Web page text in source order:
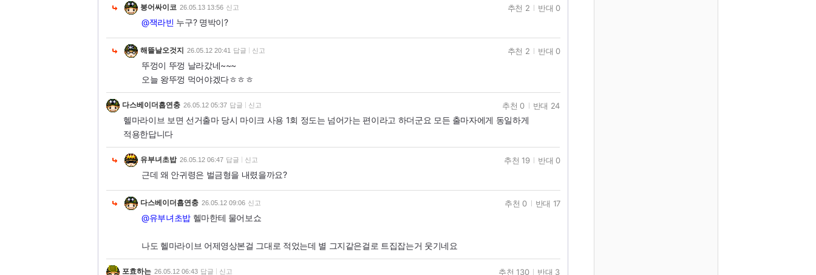
붕어싸이코 26.05.13 13:56 신고
@잭라빈 누구? 명박이?
추천 2 반대 0
해뜰날오것지 26.05.12 20:41 답글 신고
뚜껑이 뚜껑 날라갔네~~~
오늘 왕뚜껑 먹어야겠다ㅎㅎㅎ
추천 2 반대 0
다스베이더흡연충 26.05.12 05:37 답글 신고
헬마라이브 보면 선거출마 당시 마이크 사용 1회 정도는 넘어가는 편이라고 하더군요 모든 출마자에게 동일하게
적용한답니다
추천 0 반대 24
유부녀초밥 26.05.12 06:47 답글 신고
근데 왜 안귀령은 벌금형을 내렸을까요?
추천 19 반대 0
다스베이더흡연충 26.05.12 09:06 신고
@유부녀초밥헬마한테 물어보쇼
나도 헬마라이브 어제영상본걸 그대로 적었는데 별 그지같은걸로 트집잡는거 웃기네요
추천 0 반대 17
포효하는 26.05.12 06:43 답글 신고 추천 130 반대 3